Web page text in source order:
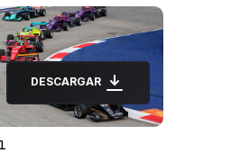
DESCARGAR